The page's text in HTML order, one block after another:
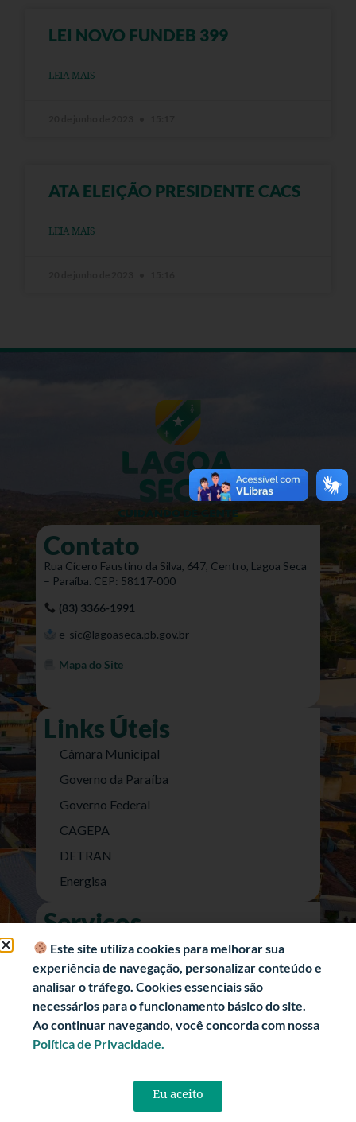
LEI NOVO FUNDEB 399
LEIA MAIS
ATA ELEIÇÃO PRESIDENTE CACS
LEIA MAIS
Contato
Rua Cícero Faustino da Silva, 647, Centro, Lagoa Seca
– Paraíba. CEP: 58117-000
(83) 3366-1991
e-sic@lagoaseca.pb.gov.br
Mapa do Site
Links Úteis
Câmara Municipal
Governo da Paraíba
Governo Federal
CAGEPA
DETRAN
Energisa
Serviços
Nota Fiscal Eletrônica
e-SIC (Acesso a Informação)
Transparência Fiscal
História
Informações Turísticas
Este site utiliza cookies para melhorar sua
experiência de navegação, personalizar conteúdo e
analisar o tráfego. Cookies essenciais são
necessários para o funcionamento básico do site.
Ao continuar navegando, você concorda com nossa
Política de Privacidade.
Eu aceito